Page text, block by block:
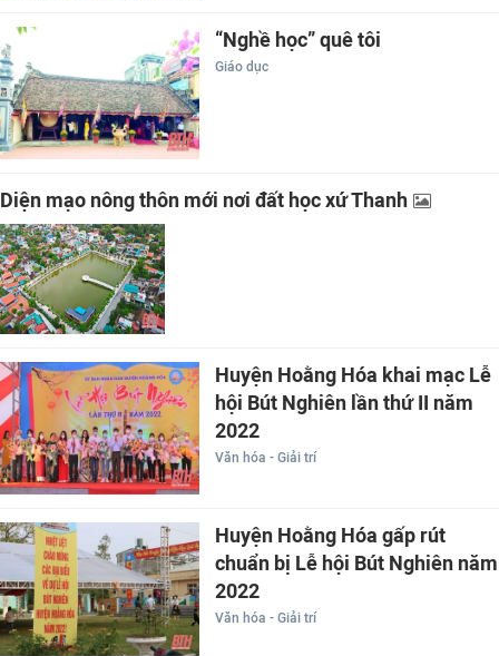
“Nghề học” quê tôi
Giáo dục
Diện mạo nông thôn mới nơi đất học xứ Thanh
Huyện Hoằng Hóa khai mạc Lễ
hội Bút Nghiên lần thứ II năm
2022
Văn hóa - Giải trí
Huyện Hoằng Hóa gấp rút
chuẩn bị Lễ hội Bút Nghiên năm
2022
Văn hóa - Giải trí